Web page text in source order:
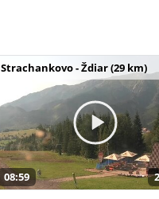
Strachankovo - Ždiar (29 km)
08:59